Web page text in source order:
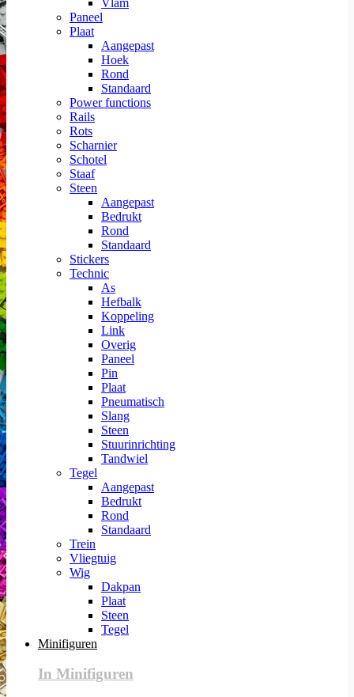
Paneel
Plaat
Aangepast
Hoek
Rond
Standaard
Power functions
Rails
Rots
Scharnier
Schotel
Staaf
Steen
Aangepast
Bedrukt
Rond
Standaard
Stickers
Technic
As
Hefbalk
Koppeling
Link
Overig
Paneel
Pin
Plaat
Pneumatisch
Slang
Steen
Stuurinrichting
Tandwiel
Tegel
Aangepast
Bedrukt
Rond
Standaard
Trein
Vliegtuig
Wig
Dakpan
Plaat
Steen
Tegel
Minifiguren
In Minifiguren